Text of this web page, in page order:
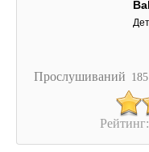
Прослушиваний 185
Рейтинг: